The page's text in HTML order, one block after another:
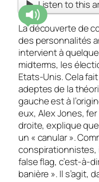
Listen to this
La découverte de
des personnalités
intervient à
midterms, les
Etats-Unis. Cela
adeptes de la
gauche est à
eux, Alex Jones,
droite, explique
un « canular ».
conspirationnistes,
false flag, c’est-à-
banière ». Il s’agit,